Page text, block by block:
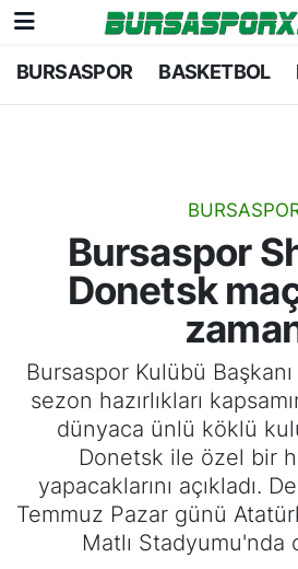
BURSASPOR BASKETBOL
Bursaspor
Donetsk
Bursaspor Kulübü
sezon hazırlıkları
dünyaca ünlü köklü
Donetsk ile özel bir
yapacaklarını açıkladı.
Temmuz Pazar günü
Matlı Stadyumu'nda
Bursaspor
Bursa Amatör
Hentbol
Voleybol
Genel
Bursa Nöbetçi Eczaneler
Bursa Trafik Yoğunluk
TFF 2.Lig Kırmızı Grup
Tüm Manşetler
Son Dakika Haberleri
Haber Arşivi